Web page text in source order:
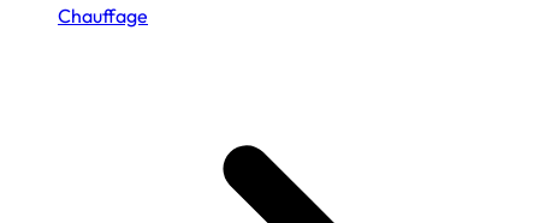
Chauffage